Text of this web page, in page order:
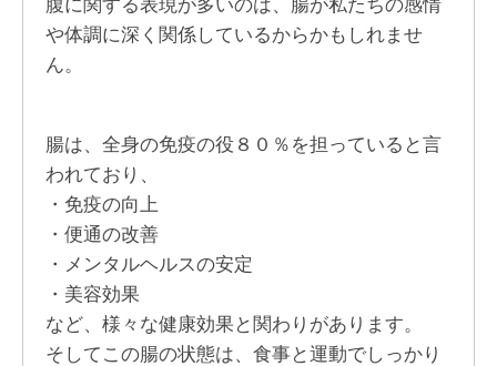
腹に関する表現が多いのは、腸が私たちの感情
や体調に深く関係しているからかもしれませ
ん。
腸は、全身の免疫の役８０％を担っていると言
われており、
・免疫の向上
・便通の改善
・メンタルヘルスの安定
・美容効果
など、様々な健康効果と関わりがあります。
そしてこの腸の状態は、食事と運動でしっかり